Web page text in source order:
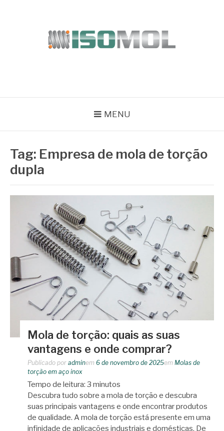
MENU
Tag: Empresa de mola de torção
dupla
Mola de torção: quais as suas
vantagens e onde comprar?
Publicado por adminem 6 de novembro de 2025em Molas de
torção em aço inox
Tempo de leitura: 3 minutos
Descubra tudo sobre a mola de torção e descubra
suas principais vantagens e onde encontrar produtos
de qualidade. A mola de torção está presente em uma
infinidade de aplicações industriais e domésticas. De